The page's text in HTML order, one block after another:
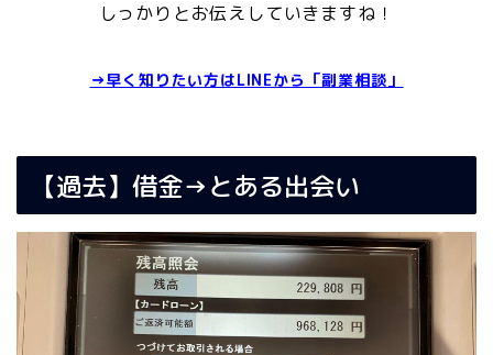
しっかりとお伝えしていきますね！
→早く知りたい方はLINEから「副業相談」
【過去】借金→とある出会い